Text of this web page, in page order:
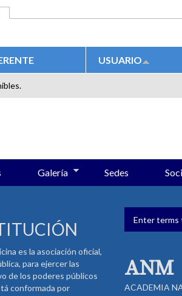
USUARIO
Galería Sedes
es la asociación oficial,
para ejercer las
de los poderes públicos
conformada por
ANM
ACADEMIA